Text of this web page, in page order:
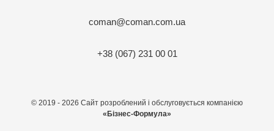
coman@coman.com.ua
+38 (067) 231 00 01
© 2019 - 2026 Сайт розроблений і обслуговується компанією
«Бізнес-Формула»